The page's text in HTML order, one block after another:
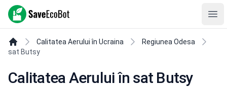
SaveEcoBot
Calitatea Aerului în Ucraina
Regiunea Odesa
sat Butsy
Calitatea Aerului în sat Butsy